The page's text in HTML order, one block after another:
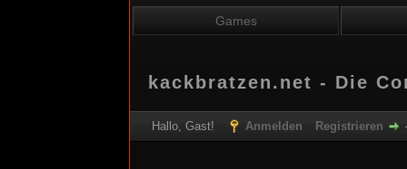
Games
kackbratzen.net - Die
Hallo, Gast! Anmelden Registrieren